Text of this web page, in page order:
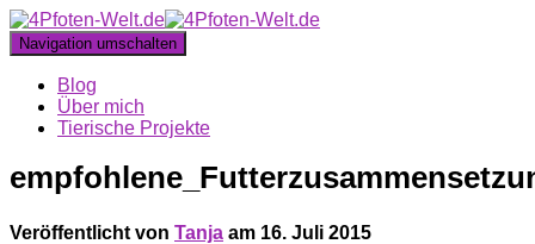
Navigation umschalten
Blog
Über mich
Tierische Projekte
Veröffentlicht von Tanja am 16. Juli 2015